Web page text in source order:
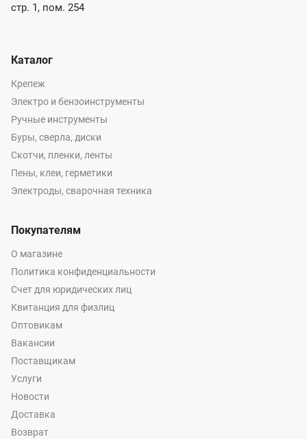
стр. 1, пом. 254
Каталог
Крепеж
Электро и бензоинструменты
Ручные инструменты
Буры, сверла, диски
Скотчи, пленки, ленты
Пены, клеи, герметики
Электроды, сварочная техника
Покупателям
О магазине
Политика конфиденциальности
Счет для юридических лиц
Квитанция для физлиц
Оптовикам
Вакансии
Поставщикам
Услуги
Новости
Доставка
Возврат